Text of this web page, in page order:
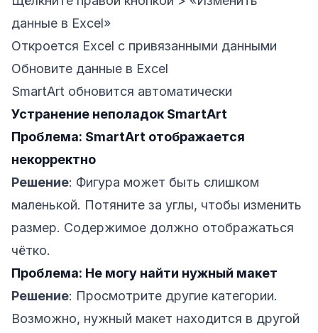
данные в Excel»
Откроется Excel с привязанными данными
Обновите данные в Excel
SmartArt обновится автоматически
Устранение неполадок SmartArt
Проблема: SmartArt отображается
некорректно
Решение: Фигура может быть слишком
маленькой. Потяните за углы, чтобы изменить
размер. Содержимое должно отображаться
чётко.
Проблема: Не могу найти нужный макет
Решение: Просмотрите другие категории.
Возможно, нужный макет находится в другой